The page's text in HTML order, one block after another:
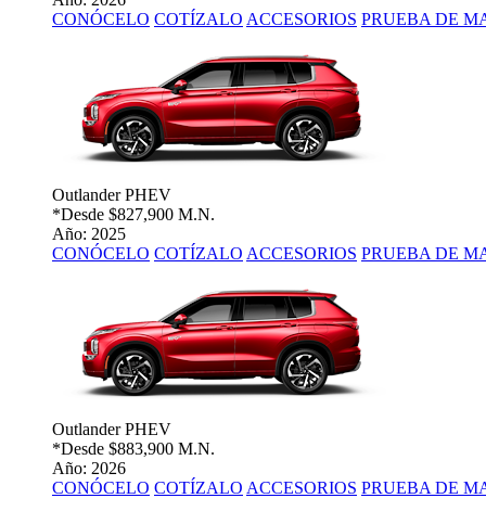
CONÓCELO COTÍZALO ACCESORIOS PRUEBA DE
Outlander PHEV
*Desde $827,900 M.N.
Año: 2025
CONÓCELO COTÍZALO ACCESORIOS PRUEBA DE
Outlander PHEV
*Desde $883,900 M.N.
Año: 2026
CONÓCELO COTÍZALO ACCESORIOS PRUEBA DE